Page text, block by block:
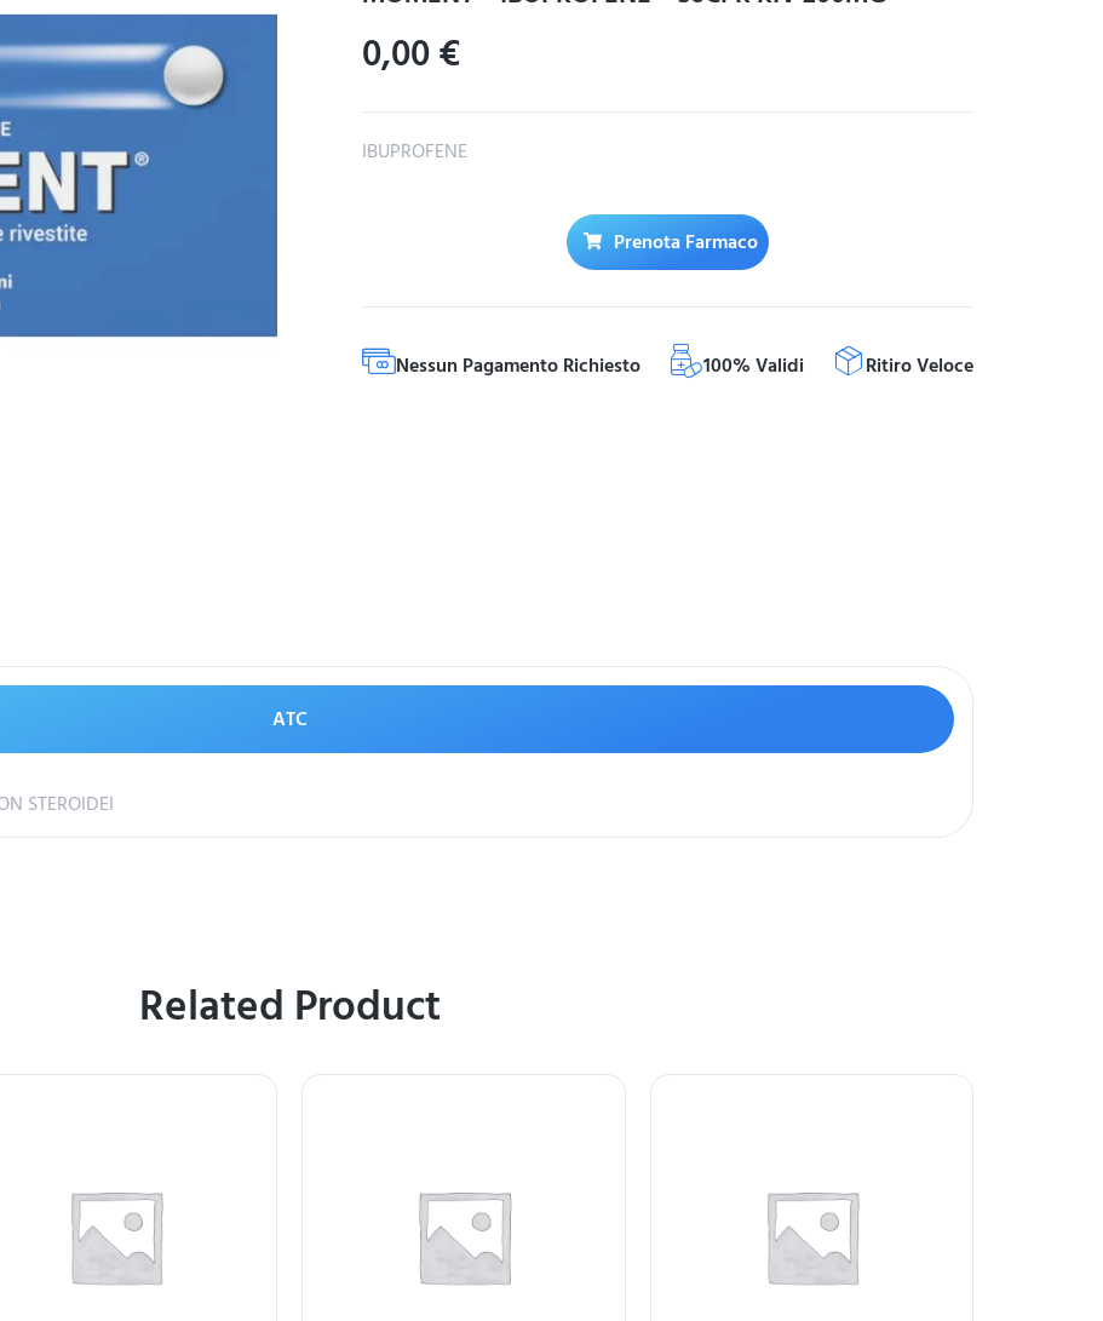
0,00€
IBUPROFENE
Prenota Farmaco
Nessun Pagamento Richiesto 100% Validi Ritiro Veloce
ATC
STEROIDEI
Related Product